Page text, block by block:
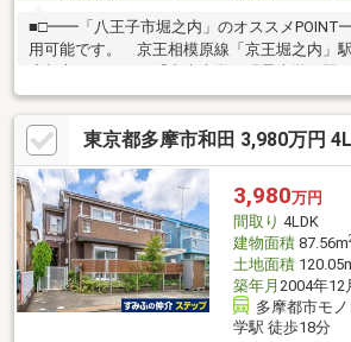
■□━━「八王子市堀之内」のオススメ
用可能です。 京王相模原線「京王堀之内」
■長期優良住宅仕様、太陽光発電システムが
■LDKは約19.1帖の広さ、3面採光で、陽当た
室に収納、納戸(約4.2帖)など収納豊富◎すっ
ます。■充実の設備・仕様・床暖房、温水洗
燥機、EV車充電設備など■駐車スペース2台分
■TVモニター付きインターホンや防犯用ガラス
た、防犯面に配慮された住まいです。
東京都多摩市和田 3,980万円
3,980万円
間取り 4LDK
建物面積87.56m
土地面積
築年月 2004年12
多摩都市モ
学駅 徒歩18分